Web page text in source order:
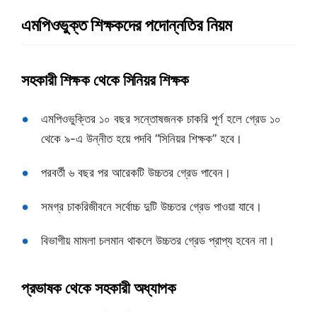
এমপিওভুক্ত শিক্ষকদের পদোন্নতির নিয়ম
সহকারী শিক্ষক থেকে সিনিয়র শিক্ষক
এমপিওভুক্তির ১০ বছর সন্তোষজনক চাকরি পূর্ণ হলে গ্রেড ১০
থেকে ৯-এ উন্নীত হয়ে পদবি “সিনিয়র শিক্ষক” হবে।
পরবর্তী ৬ বছর পর আরেকটি উচ্চতর গ্রেড পাবেন।
সমগ্র চাকরিজীবনে সর্বোচ্চ দুটি উচ্চতর গ্রেড পাওয়া যাবে।
বিভাগীয় মামলা চলমান থাকলে উচ্চতর গ্রেড প্রাপ্য হবেন না।
প্রভাষক থেকে সহকারী অধ্যাপক